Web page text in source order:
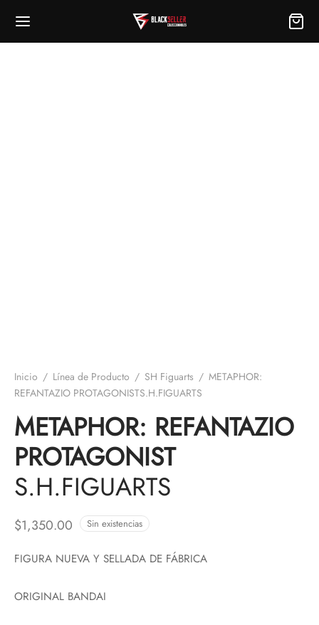
Inicio / Línea de Producto / SH Figuarts / METAPHOR:
REFANTAZIO PROTAGONISTS.H.FIGUARTS
METAPHOR: REFANTAZIO
PROTAGONIST
S.H.FIGUARTS
Sin existencias
$1,350.00
FIGURA NUEVA Y SELLADA DE FÁBRICA
ORIGINAL BANDAI